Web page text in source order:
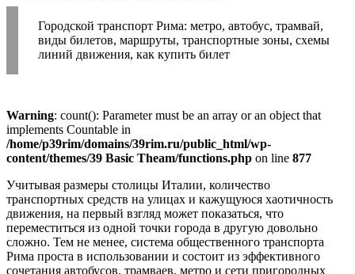
Городской транспорт Рима: метро, автобус, трамвай,
виды билетов, маршруты, транспортные зоны, схемы
линий движения, как купить билет
Warning: count(): Parameter must be an array or an object that
implements Countable in
/home/p39rim/domains/39rim.ru/public_html/wp-
content/themes/39 Basic Theam/functions.php on line 877
Учитывая размеры столицы Италии, количество
транспортных средств на улицах и кажущуюся хаотичность
движения, на первый взгляд может показаться, что
переместиться из одной точки города в другую довольно
сложно. Тем не менее, система общественного транспорта
Рима проста в использовании и состоит из эффективного
сочетания автобусов, трамваев, метро и сети пригородных